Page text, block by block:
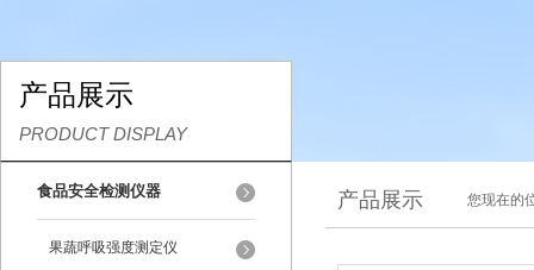
产品展示
PRODUCT DISPLAY
食品安全检测仪器
果蔬呼吸强度测定仪
产品展示 您现在的